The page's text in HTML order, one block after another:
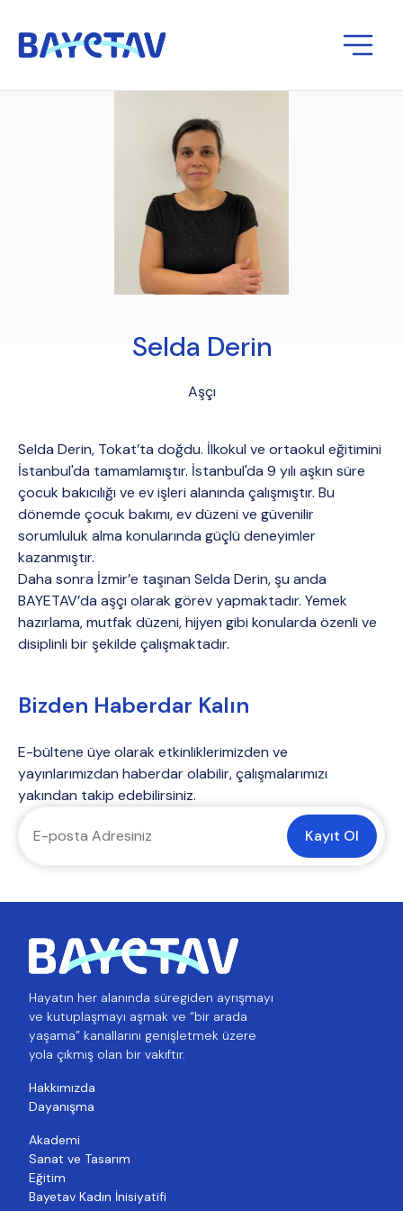
Selda Derin
Aşçı
Selda Derin, Tokat’ta doğdu. İlkokul ve ortaokul eğitimini
İstanbul'da tamamlamıştır. İstanbul'da 9 yılı aşkın süre
çocuk bakıcılığı ve ev işleri alanında çalışmıştır. Bu
dönemde çocuk bakımı, ev düzeni ve güvenilir
sorumluluk alma konularında güçlü deneyimler
kazanmıştır.
Daha sonra İzmir’e taşınan Selda Derin, şu anda
BAYETAV’da aşçı olarak görev yapmaktadır. Yemek
hazırlama, mutfak düzeni, hijyen gibi konularda özenli ve
disiplinli bir şekilde çalışmaktadır.
Bizden Haberdar Kalın
E-bültene üye olarak etkinliklerimizden ve
yayınlarımızdan haberdar olabilir, çalışmalarımızı
yakından takip edebilirsiniz.
Kayıt Ol
Hayatın her alanında süregiden ayrışmayı
ve kutuplaşmayı aşmak ve “bir arada
yaşama” kanallarını genişletmek üzere
yola çıkmış olan bir vakıftır.
Hakkımızda
Dayanışma
Akademi
Sanat ve Tasarım
Eğitim
Bayetav Kadın İnisiyatifi